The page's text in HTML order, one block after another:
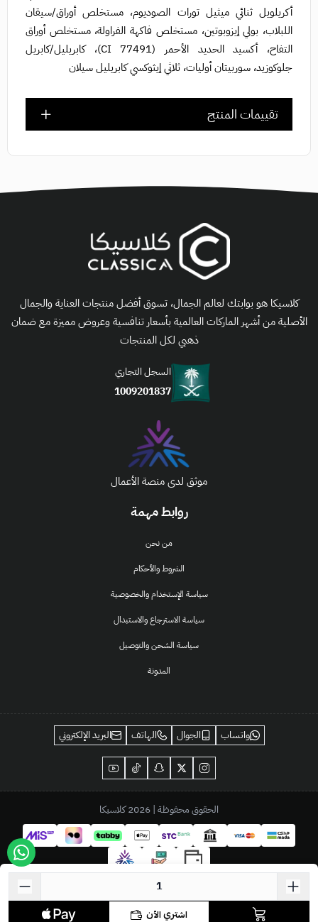
اشتري الآن
أكريلويل ثنائي ميثيل تورات الصوديوم، مستخلص أوراق/سيقان
اللبلاب، بولي إيزوبوتين، مستخلص فاكهة الفراولة، مستخلص أوراق
التفاح، أكسيد الحديد الأحمر (CI 77491)، كابريليل/كابريل
جلوكوزيد، سوربيتان أوليات، ثلاثي إيثوكسي كابريليل سيلان
تقييمات المنتج
روابط مهمة
من نحن
الشروط والأحكام
سياسة الإستخدام والخصوصية
سياسة الاسترجاع والاستبدال
سياسة الشحن والتوصيل
المدونة
كلاسيكا هو بوابتك لعالم الجمال، تسوق أفضل منتجات العناية والجمال
الأصلية من أشهر الماركات العالمية بأسعار تنافسية وعروض مميزة مع ضمان
ذهبي لكل المنتجات
السجل التجاري
1009201837
موثق لدى منصة الأعمال
واتساب الجوال الهاتف البريد الإلكتروني
الحقوق محفوظة | 2026 كلاسيكا